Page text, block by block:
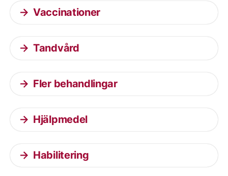
Vaccinationer
Tandvård
Fler behandlingar
Hjälpmedel
Habilitering